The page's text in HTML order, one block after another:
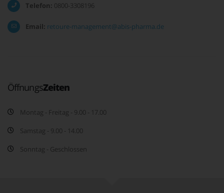
Telefon: 0800-3308196
Email: retoure-management@abis-pharma.de
ÖffnungsZeiten
Montag - Freitag - 9.00 - 17.00
Samstag - 9.00 - 14.00
Sonntag - Geschlossen